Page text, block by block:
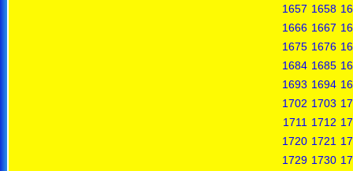
1657 1658
1666 1667
1675 1676
1684 1685
1693 1694
1702 1703
1711 1712
1720 1721
1729 1730